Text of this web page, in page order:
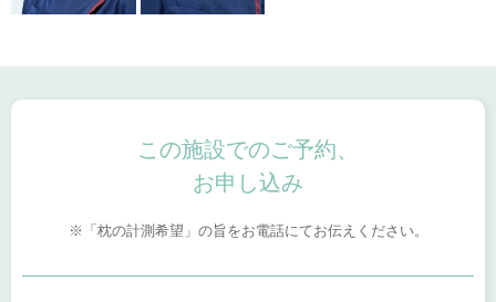
この施設でのご予約、
お申し込み
「枕の計測希望」の旨をお電話にてお伝えください。